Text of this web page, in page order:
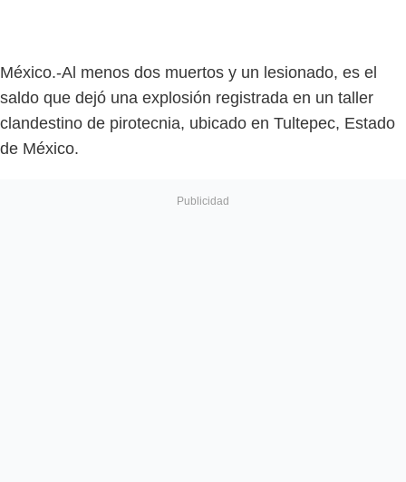
México.-Al menos dos muertos y un lesionado, es el
saldo que dejó una explosión registrada en un taller
clandestino de pirotecnia, ubicado en Tultepec, Estado
de México.